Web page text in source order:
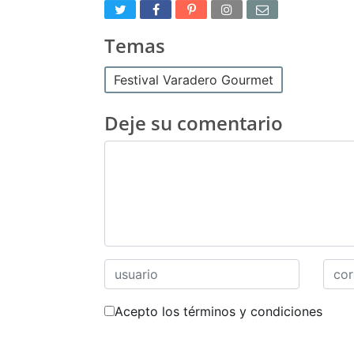
Temas
Festival Varadero Gourmet
Deje su comentario
Acepto los términos y condiciones